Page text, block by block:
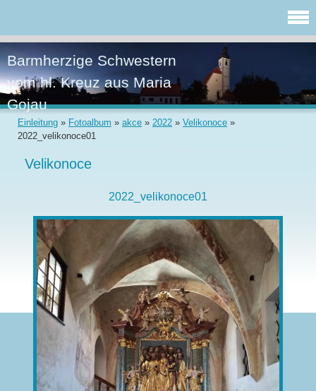
Barmherzige Schwestern
vom hl. Kreuz aus Maria
Gojau
Einleitung » Fotoalbum » akce » 2022 » Velikonoce »
2022_velikonoce01
Velikonoce
2022_velikonoce01